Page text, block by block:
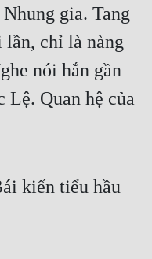
gia. Tang
lần, chỉ là nàng
nói hắn gần
Quan hệ của
kiến tiểu hầu